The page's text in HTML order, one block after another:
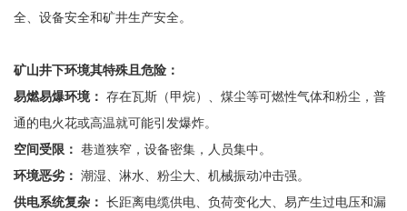
全、设备安全和矿井生产安全。
矿山井下环境其特殊且危险：
易燃易爆环境： 存在瓦斯（甲烷）、煤尘等可燃性气体和粉尘，普
通的电火花或高温就可能引发爆炸。
空间受限： 巷道狭窄，设备密集，人员集中。
环境恶劣： 潮湿、淋水、粉尘大、机械振动冲击强。
供电系统复杂： 长距离电缆供电、负荷变化大、易产生过电压和漏